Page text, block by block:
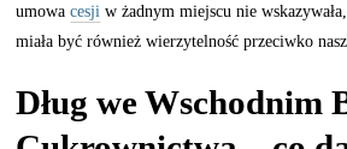
umowacesji w żadnym miejscu nie
miała być również wierzytelność przeciwko
Dług we Wschodnim